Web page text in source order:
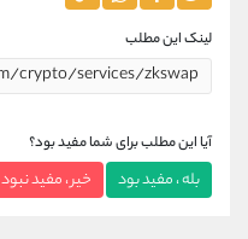
لینک این مطلب
آیا این مطلب برای شما مفید بود؟
بله ، مفید بود خیر ، مفید نبود